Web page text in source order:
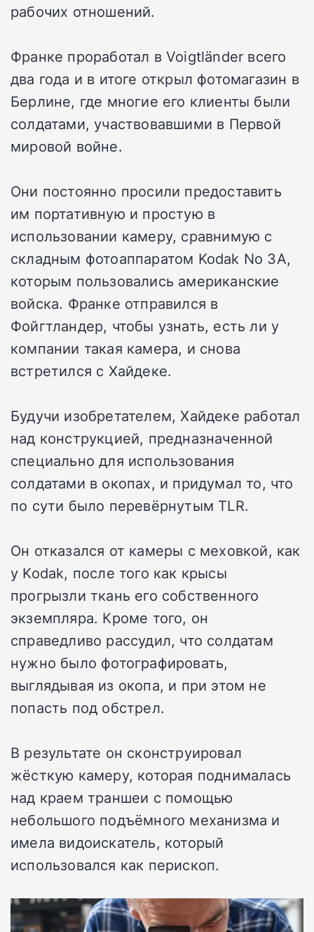
рабочих отношений.
Франке проработал в Voigtländer всего
два года и в итоге открыл фотомагазин в
Берлине, где многие его клиенты были
солдатами, участвовавшими в Первой
мировой войне.
Они постоянно просили предоставить
им портативную и простую в
использовании камеру, сравнимую с
складным фотоаппаратом Kodak No 3A,
которым пользовались американские
войска. Франке отправился в
Фойгтландер, чтобы узнать, есть ли у
компании такая камера, и снова
встретился с Хайдеке.
Будучи изобретателем, Хайдеке работал
над конструкцией, предназначенной
специально для использования
солдатами в окопах, и придумал то, что
по сути было перевёрнутым TLR.
Он отказался от камеры с меховкой, как
у Kodak, после того как крысы
прогрызли ткань его собственного
экземпляра. Кроме того, он
справедливо рассудил, что солдатам
нужно было фотографировать,
выглядывая из окопа, и при этом не
попасть под обстрел.
В результате он сконструировал
жёсткую камеру, которая поднималась
над краем траншеи с помощью
небольшого подъёмного механизма и
имела видоискатель, который
использовался как перископ.